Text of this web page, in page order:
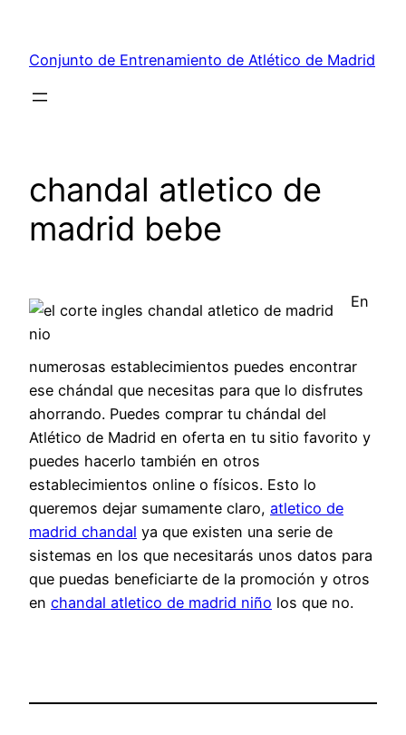
contenido
Conjunto de Entrenamiento de Atlético de Madrid
chandal atletico de
madrid bebe
En
numerosas establecimientos puedes encontrar
ese chándal que necesitas para que lo disfrutes
ahorrando. Puedes comprar tu chándal del
Atlético de Madrid en oferta en tu sitio favorito y
puedes hacerlo también en otros
establecimientos online o físicos. Esto lo
queremos dejar sumamente claro, atletico de
madrid chandal ya que existen una serie de
sistemas en los que necesitarás unos datos para
que puedas beneficiarte de la promoción y otros
en chandal atletico de madrid niño los que no.